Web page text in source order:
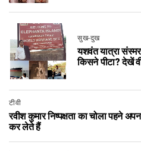
सुख-दुख
यशवंत यात्रा
किसने पीटा? देखें
टीवी
रवीश कुमार‬ निष्पक्षता का चोला पहने
कर लेते हैं